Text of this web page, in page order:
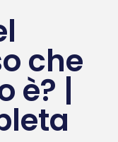
che
è? |